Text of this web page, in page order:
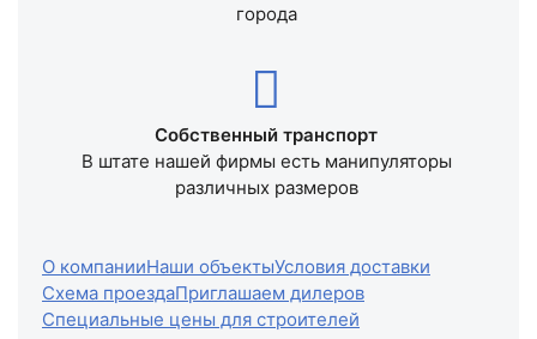
города
Собственный транспорт
В штате нашей фирмы есть манипуляторы
различных размеров
О компанииНаши объектыУсловия доставки
Схема проездаПриглашаем дилеров
Специальные цены для строителей